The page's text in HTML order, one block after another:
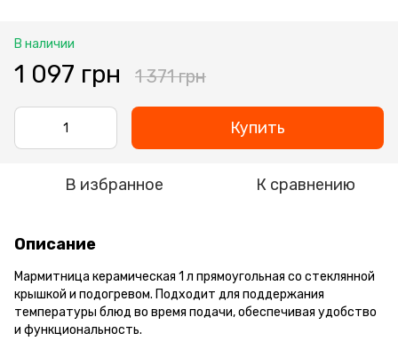
В наличии
1 097 грн 1 371 грн
Купить
В избранное К сравнению
Описание
Мармитница керамическая 1 л прямоугольная со стеклянной
крышкой и подогревом. Подходит для поддержания
температуры блюд во время подачи, обеспечивая удобство
и функциональность.